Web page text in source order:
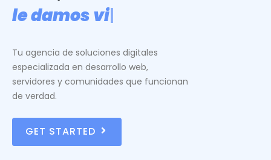
ledamosvid
Tu agencia de soluciones digitales
especializada en desarrollo web,
servidores y comunidades que funcionan
de verdad.
GET STARTED